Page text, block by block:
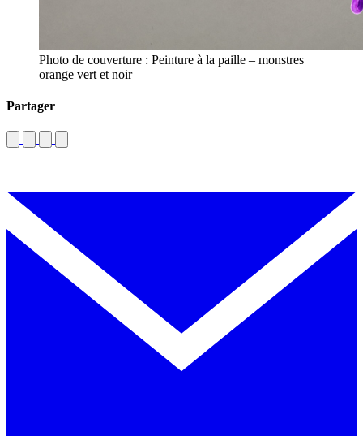
Photo de couverture : Peinture à la paille – monstres
orange vert et noir
Partager